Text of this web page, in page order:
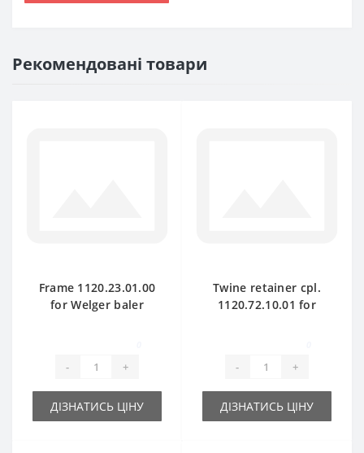
Рекомендовані товари
Frame 1120.23.01.00
for Welger baler
- +
ДІЗНАТИСЬ ЦІНУ
Twine retainer cpl.
1120.72.10.01 for
- +
ДІЗНАТИСЬ ЦІНУ